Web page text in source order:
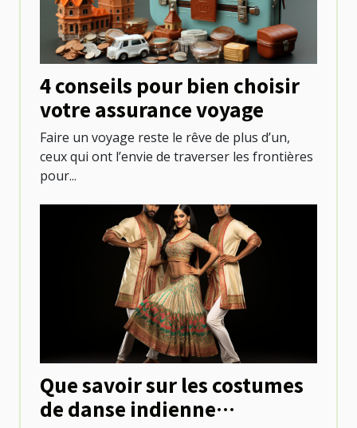
4 conseils pour bien choisir
votre assurance voyage
Faire un voyage reste le rêve de plus d’un,
ceux qui ont l’envie de traverser les frontières
pour...
Que savoir sur les costumes
de danse indienne